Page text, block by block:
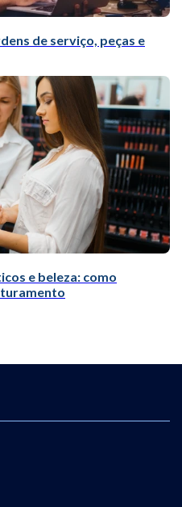
de serviço, peças e
e beleza: como